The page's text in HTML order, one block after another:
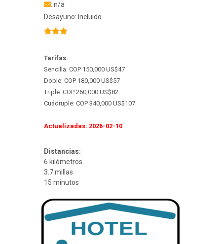
: n/a
Desayuno: Incluido
Tarifas:
Sencilla: COP 150,000 US$47
Doble: COP 180,000 US$57
Triple: COP 260,000 US$82
Cuádruple: COP 340,000 US$107
Actualizadas: 2026-02-10
Distancias:
6 kilómetros
3.7 millas
15 minutos